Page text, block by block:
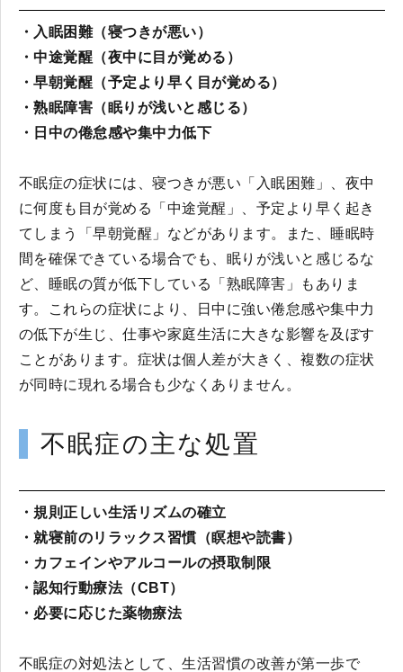
・入眠困難（寝つきが悪い）
・中途覚醒（夜中に目が覚める）
・早朝覚醒（予定より早く目が覚める）
・熟眠障害（眠りが浅いと感じる）
・日中の倦怠感や集中力低下
不眠症の症状には、寝つきが悪い「入眠困難」、夜中
に何度も目が覚める「中途覚醒」、予定より早く起き
てしまう「早朝覚醒」などがあります。また、睡眠時
間を確保できている場合でも、眠りが浅いと感じるな
ど、睡眠の質が低下している「熟眠障害」もありま
す。これらの症状により、日中に強い倦怠感や集中力
の低下が生じ、仕事や家庭生活に大きな影響を及ぼす
ことがあります。症状は個人差が大きく、複数の症状
が同時に現れる場合も少なくありません。
不眠症の主な処置
・規則正しい生活リズムの確立
・就寝前のリラックス習慣（瞑想や読書）
・カフェインやアルコールの摂取制限
・認知行動療法（CBT）
・必要に応じた薬物療法
不眠症の対処法として、生活習慣の改善が第一歩で